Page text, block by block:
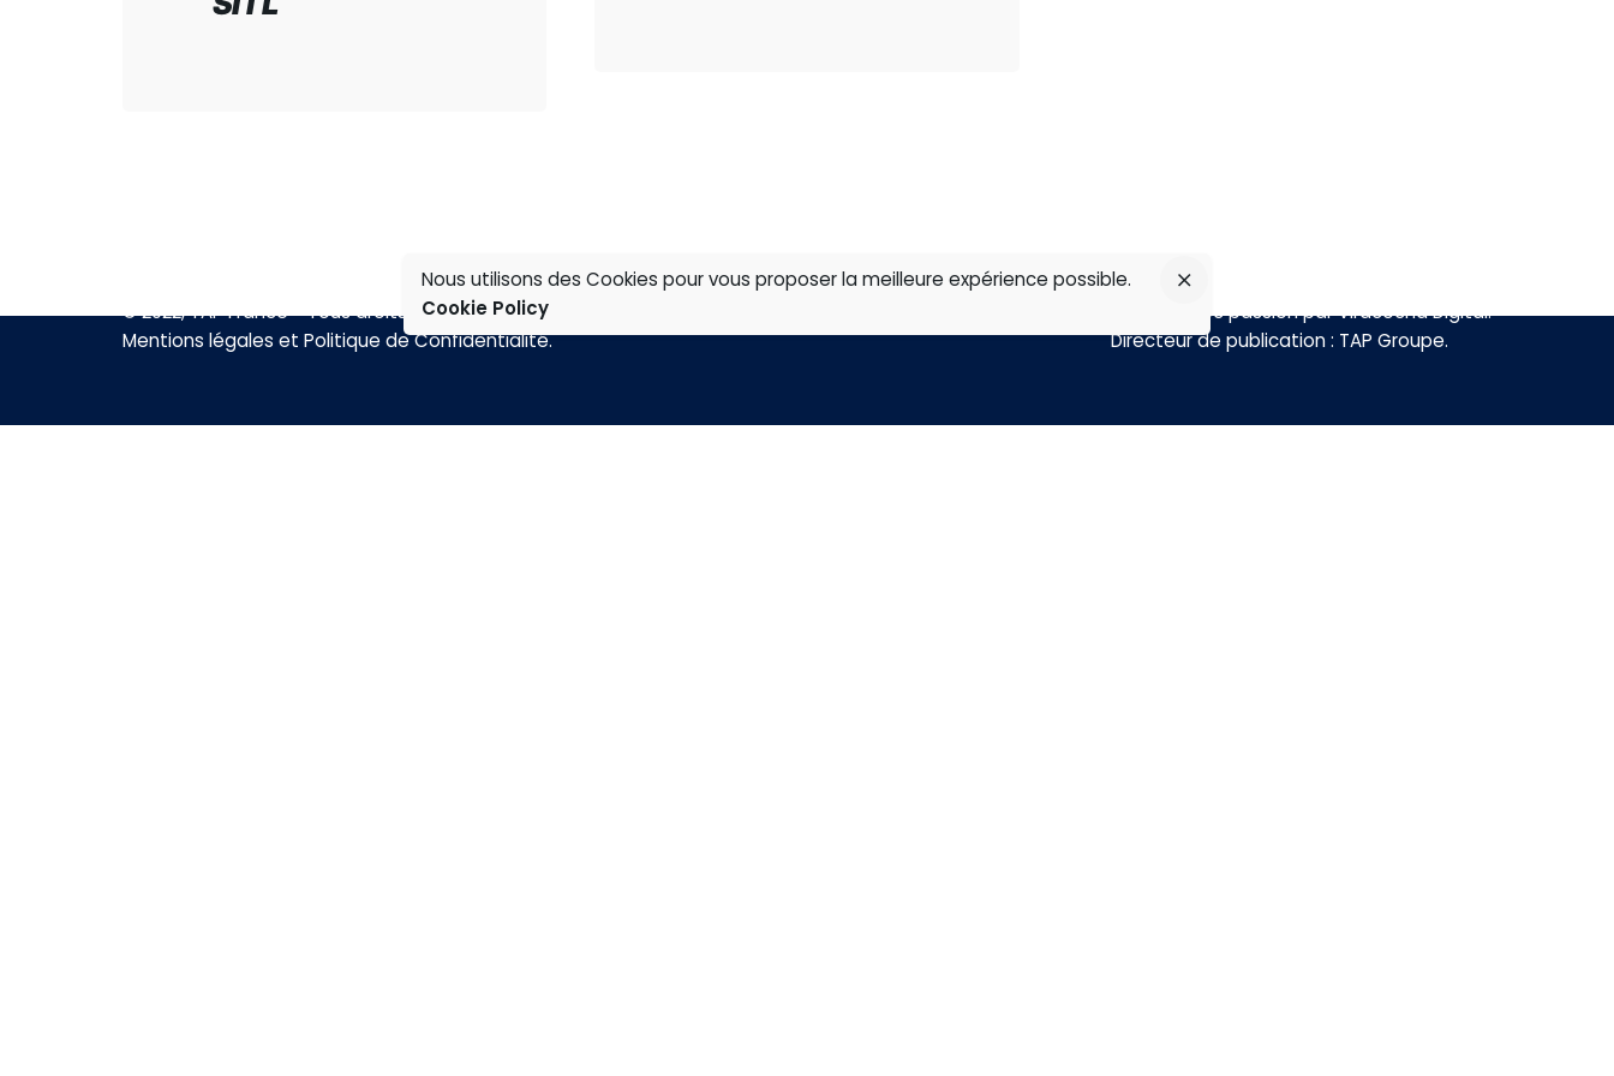
© 2022, TAP France - Tous droits réservés.
Mentions légales et Politique de Confidentialité.
Réalisé avec passion parViracocha Digital.
Directeur de publication : TAP Groupe.
Nous utilisons des Cookies pour vous proposer la meilleure expérience possible.
Cookie Policy